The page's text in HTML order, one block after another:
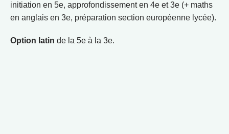
initiation en 5e, approfondissement en 4e et 3e (+ maths
en anglais en 3e, préparation section européenne lycée).
Option latin de la 5e à la 3e.